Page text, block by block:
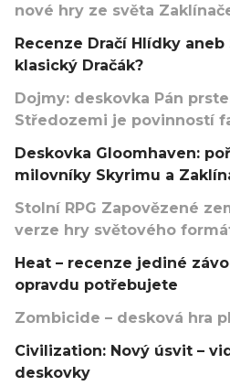
nové hry ze světa
Recenze Dračí Hlídky
klasický Dračák?
Dojmy: deskovka Pán
Středozemi je povinností
Deskovka Gloomhaven:
milovníky Skyrimu a
Stolní RPG Zapovězené
verze hry světového
Heat – recenze jediné
opravdu potřebujete
Zombicide – desková hra
Civilization: Nový úsvit –
deskovky